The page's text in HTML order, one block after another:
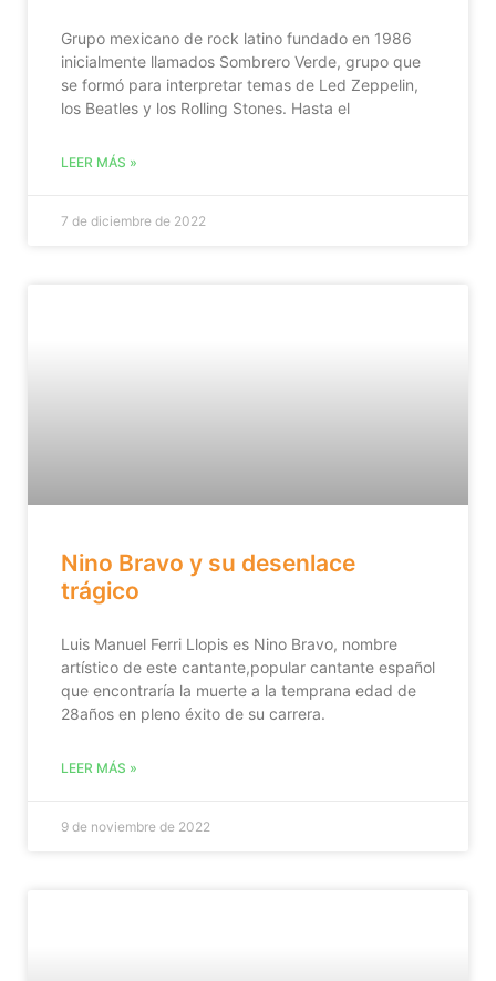
Grupo mexicano de rock latino fundado en 1986
inicialmente llamados Sombrero Verde, grupo que
se formó para interpretar temas de Led Zeppelin,
los Beatles y los Rolling Stones. Hasta el
LEER MÁS »
7 de diciembre de 2022
Nino Bravo y su desenlace
trágico
Luis Manuel Ferri Llopis es Nino Bravo, nombre
artístico de este cantante,popular cantante español
que encontraría la muerte a la temprana edad de
28años en pleno éxito de su carrera.
LEER MÁS »
9 de noviembre de 2022